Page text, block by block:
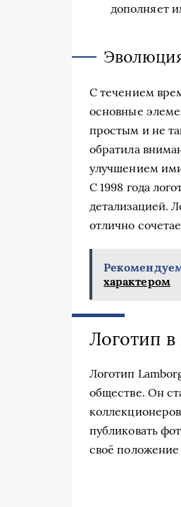
дополняет
С течением
основные
простым и не
обратила
улучшением
С 1998 года
детализацией.
отлично
характером
Логотип в
Логотип
обществе. Он
публиковать
своё положение